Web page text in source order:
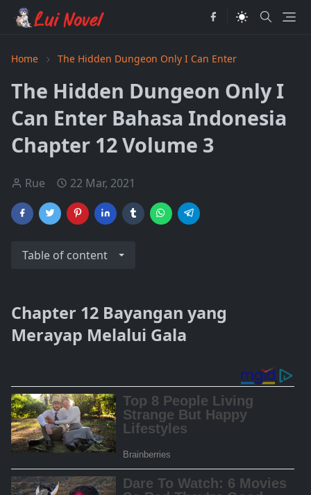
Home The Hidden Dungeon Only I Can Enter
The Hidden Dungeon Only I
Can Enter Bahasa Indonesia
Chapter 12 Volume 3
Rue 22 Mar, 2021
Table of content
Chapter 12 Bayangan yang
Merayap Melalui Gala